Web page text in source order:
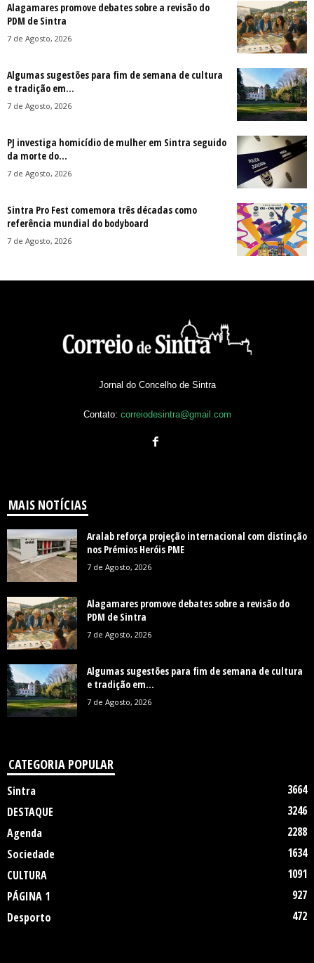
Alagamares promove debates sobre a revisão do
PDM de Sintra
7 de Agosto, 2026
Algumas sugestões para fim de semana de cultura
e tradição em...
7 de Agosto, 2026
PJ investiga homicídio de mulher em Sintra seguido
da morte do...
7 de Agosto, 2026
Sintra Pro Fest comemora três décadas como
referência mundial do bodyboard
7 de Agosto, 2026
Jornal do Concelho de Sintra
Contato: correiodesintra@gmail.com
MAIS NOTÍCIAS
Aralab reforça projeção internacional com distinção
nos Prémios Heróis PME
7 de Agosto, 2026
Alagamares promove debates sobre a revisão do
PDM de Sintra
7 de Agosto, 2026
Algumas sugestões para fim de semana de cultura
e tradição em...
7 de Agosto, 2026
CATEGORIA POPULAR
Sintra
3664
DESTAQUE
3246
Agenda
2288
Sociedade
1634
CULTURA
1091
PÁGINA 1
927
Desporto
472